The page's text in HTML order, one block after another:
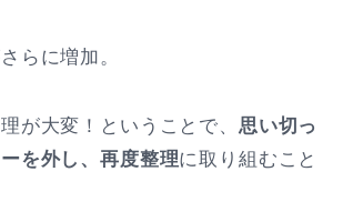
らに増加。
が大変！ということで、 思い切っ
を外し、再度整理に取り組むこと